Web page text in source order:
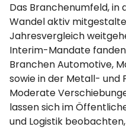
Das Branchenumfeld,
Wandel aktiv
Jahresvergleich
Interim-Mandate
Branchen Automotive,
sowie in der Metall- und
Moderate
lassen sich im
und Logistik